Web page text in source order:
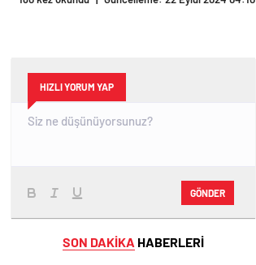
HIZLI YORUM YAP
GÖNDER
SON DAKİKA HABERLERİ